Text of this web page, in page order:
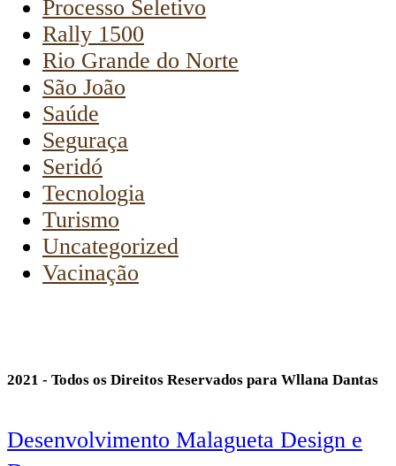
Processo Seletivo
Rally 1500
Rio Grande do Norte
São João
Saúde
Seguraça
Seridó
Tecnologia
Turismo
Uncategorized
Vacinação
2021 - Todos os Direitos Reservados para Wllana Dantas
Desenvolvimento Malagueta Design e